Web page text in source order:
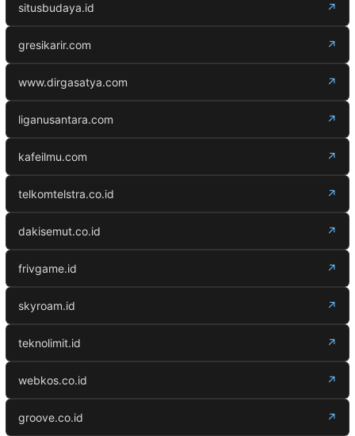
situsbudaya.id ↗
gresikarir.com ↗
www.dirgasatya.com ↗
liganusantara.com ↗
kafeilmu.com ↗
telkomtelstra.co.id ↗
dakisemut.co.id ↗
frivgame.id ↗
skyroam.id ↗
teknolimit.id ↗
webkos.co.id ↗
groove.co.id ↗